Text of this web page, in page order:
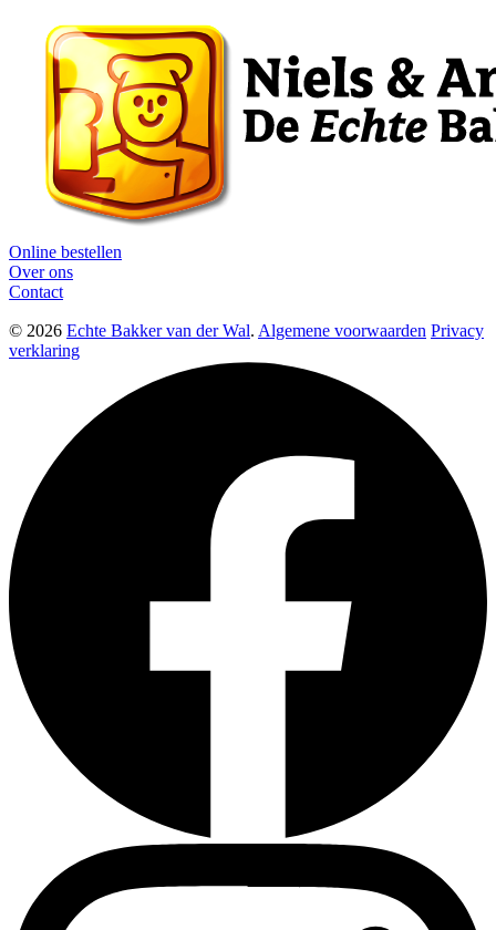
Online bestellen
Over ons
Contact
© 2026 Echte Bakker van der Wal. Algemene voorwaarden Privacy
verklaring